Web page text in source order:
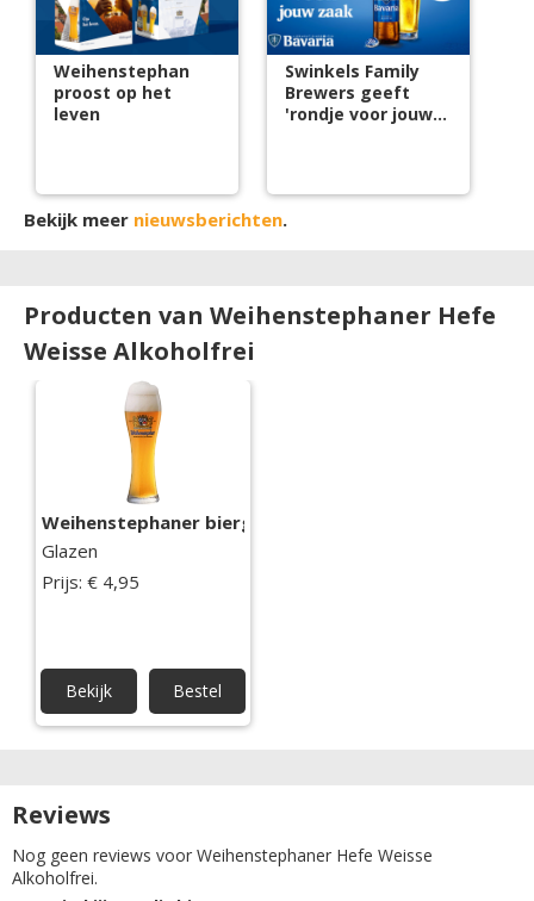
Weihenstephan
proost op het
leven
Swinkels Family
Brewers geeft
'rondje voor jouw
Bekijk meer nieuwsberichten.
Producten van Weihenstephaner Hefe
Weisse Alkoholfrei
Weihenstephaner bierglas
Glazen
Prijs: € 4,95
Bekijk Bestel
Reviews
Nog geen reviews voor Weihenstephaner Hefe Weisse
Alkoholfrei.